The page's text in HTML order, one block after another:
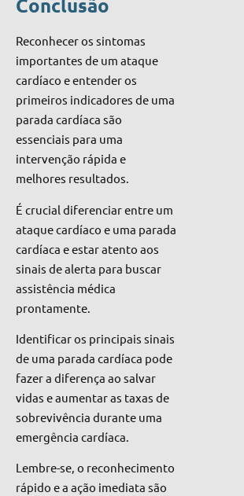
Conclusão
Reconhecer os sintomas
importantes de um ataque
cardíaco e entender os
primeiros indicadores de uma
parada cardíaca são
essenciais para uma
intervenção rápida e
melhores resultados.
É crucial diferenciar entre um
ataque cardíaco e uma parada
cardíaca e estar atento aos
sinais de alerta para buscar
assistência médica
prontamente.
Identificar os principais sinais
de uma parada cardíaca pode
fazer a diferença ao salvar
vidas e aumentar as taxas de
sobrevivência durante uma
emergência cardíaca.
Lembre-se, o reconhecimento
rápido e a ação imediata são